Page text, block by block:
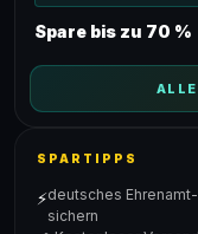
Spare bis zu 70 %
SPARTIPPS
⚡deutsches
sichern